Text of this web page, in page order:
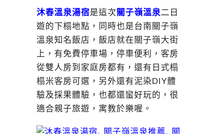
沐春溫泉湯宿是這次 關子嶺溫泉二日
遊的下榻地點，同時也是台南關子嶺
溫泉知名飯店，飯店就在關子嶺大街
上，有免費停車場，停車便利，客房
從雙人房到家庭房都有，還有日式榻
榻米客房可選，另外還有泥染DIY體
驗及採果體驗，也都還蠻好玩的，很
適合親子旅遊，寓教於樂喔。